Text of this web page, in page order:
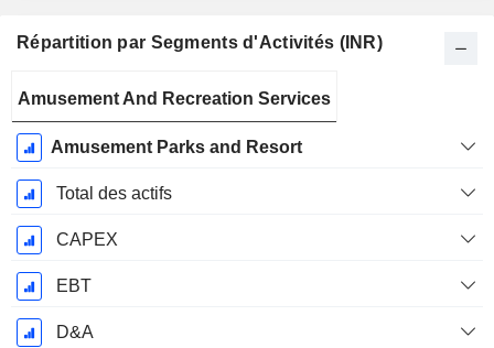
Répartition par Segments d'Activités (INR)
Fiscale:
Mars
Amusement And Recreation Services
Amusement Parks and Resort
Total des actifs
CAPEX
EBT
D&A